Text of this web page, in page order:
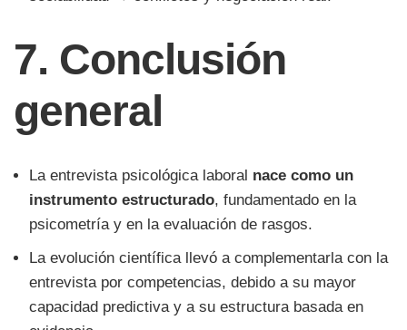
7. Conclusión
general
La entrevista psicológica laboral nace como un
instrumento estructurado, fundamentado en la
psicometría y en la evaluación de rasgos.
La evolución científica llevó a complementarla con la
entrevista por competencias, debido a su mayor
capacidad predictiva y a su estructura basada en